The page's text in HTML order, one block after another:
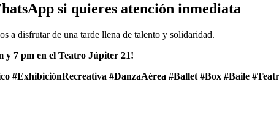
si quieres atención inmediata
a disfrutar de una tarde llena de talento y solidaridad.
y 7 pm en el Teatro Júpiter 21!
#ExhibiciónRecreativa #DanzaAérea #Ballet #Box #Baile